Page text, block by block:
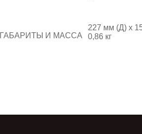
ГАБАРИТЫ И МАССА
227 мм (Д) x
0,86 кг